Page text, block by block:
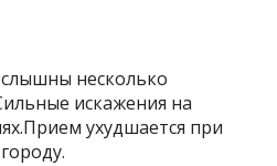
несколько
искажения на
ухудшается при